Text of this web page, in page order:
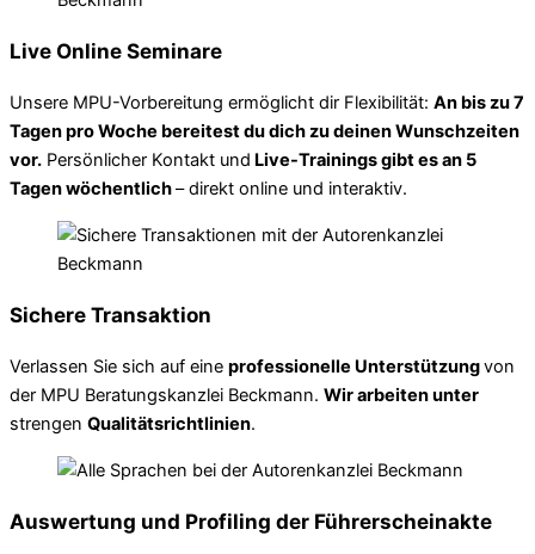
Live Online Seminare
Unsere MPU-Vorbereitung ermöglicht dir Flexibilität: An bis zu 7
Tagen pro Woche bereitest du dich zu deinen Wunschzeiten
vor. Persönlicher Kontakt und Live-Trainings gibt es an 5
Tagen wöchentlich– direkt online und interaktiv.
Sichere Transaktion
Verlassen Sie sich auf eine professionelle Unterstützungvon
der MPU Beratungskanzlei Beckmann. Wir arbeiten unter
strengen Qualitätsrichtlinien.
Auswertung und Profiling der Führerscheinakte